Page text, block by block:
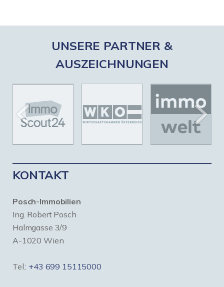
UNSERE PARTNER &
AUSZEICHNUNGEN
KONTAKT
Posch-Immobilien
Ing. Robert Posch
Halmgasse 3/9
A-1020 Wien
Tel.: +43 699 15115000